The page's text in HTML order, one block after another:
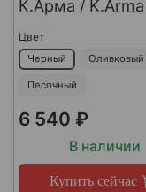
К.Арма / K.Arma
Цвет
Черный Оливковый
Песочный
6 540 ₽
В наличии
Купить сейчас